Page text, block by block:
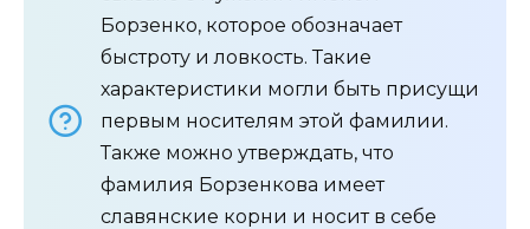
Борзенко, которое обозначает
быстроту и ловкость. Такие
характеристики могли быть присущи
первым носителям этой фамилии.
Также можно утверждать, что
фамилия Борзенкова имеет
славянские корни и носит в себе